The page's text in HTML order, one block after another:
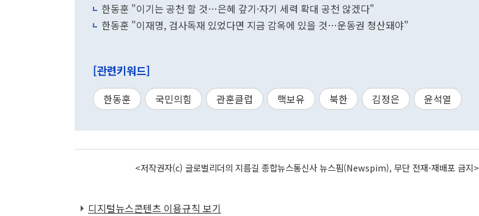
한동훈 "이기는 공천 할 것…은혜 갚기·자기 세력 확대 공천 않겠다"
한동훈 "이재명, 검사독재 있었다면 지금 감옥에 있을 것…운동권 청산돼야"
[관련키워드]
한동훈 국민의힘 관훈클럽 핵보유 북한 김정은 윤석열
<저작권자(c) 글로벌리더의 지름길 종합뉴스통신사 뉴스핌(Newspim), 무단 전재-재배포 금지>
디지털뉴스콘텐츠 이용규칙 보기